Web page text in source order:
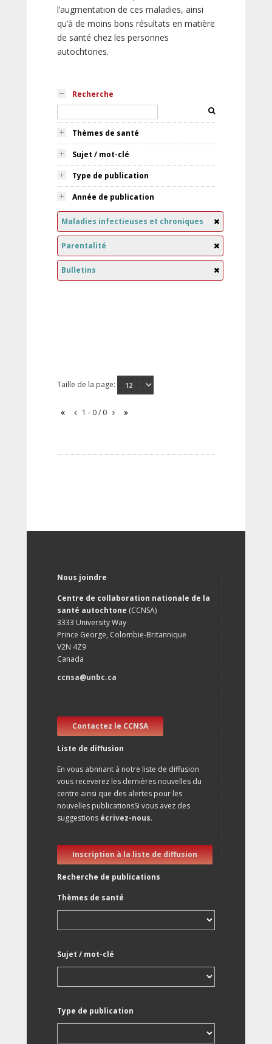
l’augmentation de ces maladies, ainsi
qu’à de moins bons résultats en matière
de santé chez les personnes
autochtones.
Recherche
Thèmes de santé
Sujet / mot-clé
Type de publication
Année de publication
Maladies infectieuses et chroniques
Parentalité
Bulletins
Taille de la page:
1 - 0 / 0
Nous joindre
Centre de collaboration nationale de la
santé autochtone (CCNSA)
3333 University Way
Prince George, Colombie-Britannique
V2N 4Z9
Canada
ccnsa@unbc.ca
Contactez le CCNSA
Liste de diffusion
En vous abnnant à notre liste de diffusion
vous receverez les dernières nouvelles du
centre ainsi que des alertes pour les
nouvelles publicationsSi vous avez des
suggestions écrivez-nous.
Inscription à la liste de diffusion
Recherche de publications
Thèmes de santé
Sujet / mot-clé
Type de publication